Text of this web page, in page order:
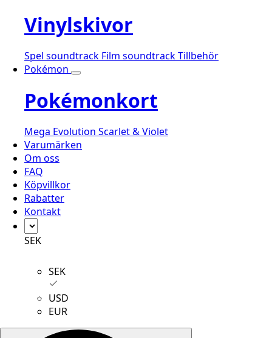
Vinylskivor
Spel soundtrack Film soundtrackTillbehör
Pokémon
Pokémonkort
Mega Evolution Scarlet & Violet
Varumärken
Om oss
FAQ
Köpvillkor
Rabatter
Kontakt
SEK
SEK
USD
EUR